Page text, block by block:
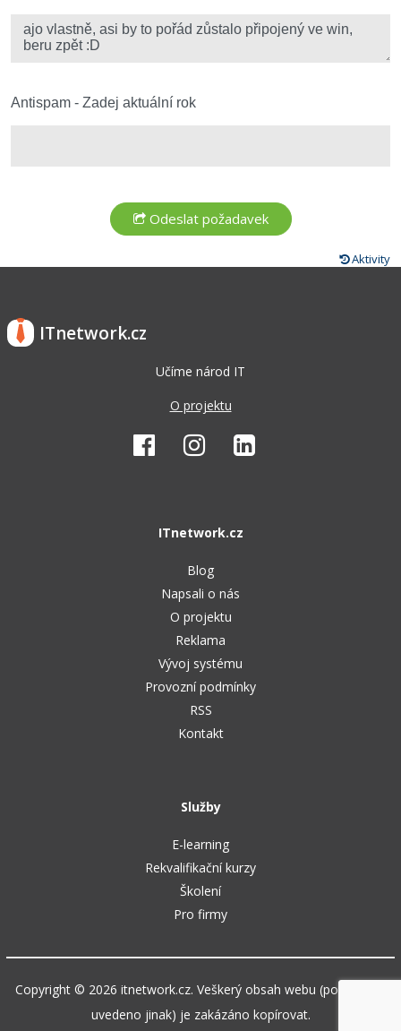
Fórum
Kybernetická bezpečnost
Antispam - Zadej aktuální rok
Aktivity
ITnetwork.cz
Učíme národ IT
O projektu
ITnetwork.cz
Blog
Napsali o nás
O projektu
Reklama
Vývoj systému
Provozní podmínky
RSS
Kontakt
Služby
E-learning
Rekvalifikační kurzy
Školení
Pro firmy
Copyright © 2026 itnetwork.cz. Veškerý obsah webu (pokud není
uvedeno jinak) je zakázáno kopírovat.